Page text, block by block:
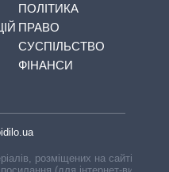
ПОЛІТИКА
ПРАВО
СУСПІЛЬСТВО
ФІНАНСИ
розміщених на сайті,